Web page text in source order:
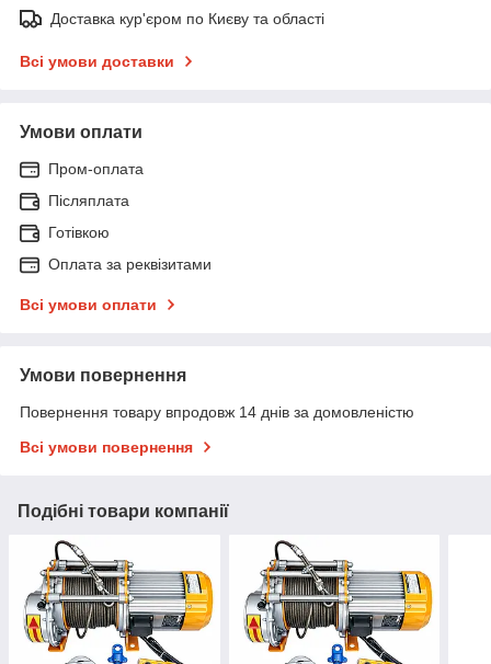
Доставка кур'єром по Києву та області
Всі умови доставки
Умови оплати
Пром-оплата
Післяплата
Готівкою
Оплата за реквізитами
Всі умови оплати
Умови повернення
Повернення товару впродовж 14 днів за домовленістю
Всі умови повернення
Подібні товари компанії